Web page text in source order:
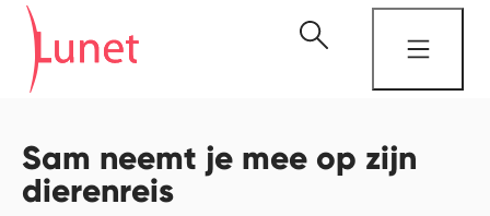
Sam neemt je mee op zijn
dierenreis